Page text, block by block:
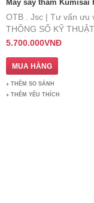
Máy sấy thảm Kumisai
OTB . Jsc | Tư vấn ưu
THÔNG SỐ KỸ THUẬT..
5.700.000VNĐ
THÊM SO SÁNH
THÊM YÊU THÍCH